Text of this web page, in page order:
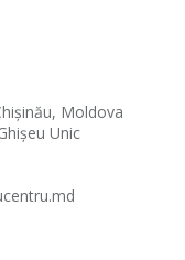
Moldova
Unic